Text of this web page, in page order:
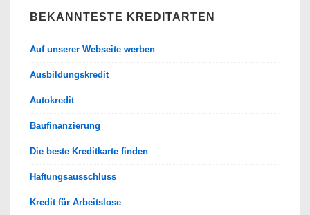
BEKANNTESTE KREDITARTEN
Auf unserer Webseite werben
Ausbildungskredit
Autokredit
Baufinanzierung
Die beste Kreditkarte finden
Haftungsausschluss
Kredit für Arbeitslose